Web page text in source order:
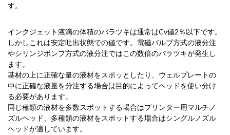
す。
インクジェット液滴の体積のバラツキは通常はCv値2％以下です。
しかしこれは安定吐出状態での値です。電磁バルブ方式の液分注
やシリンジポンプ方式の液分注ではこの数倍のバラツキが発生し
ます。
基材の上に正確な量の液材をスポッとしたり、ウェルプレートの
中に正確な液量を分注する場合は目的によってヘッドを使い分け
る必要があります。
同じ種類の液材を多数スポットする場合はプリンター用マルチノ
ズルヘッド、多種類の液材をスポットする場合はシングルノズル
ヘッドが適しています。